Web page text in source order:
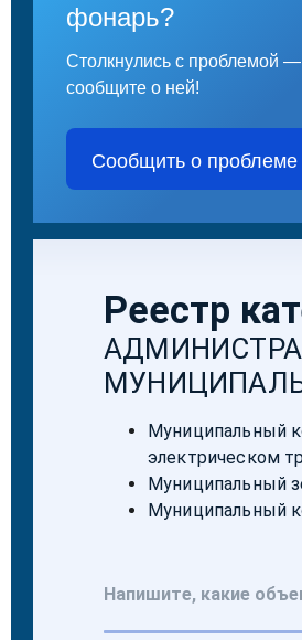
фонарь?
Столкнулись с проблемой —
сообщите о ней!
Сообщить о проблеме